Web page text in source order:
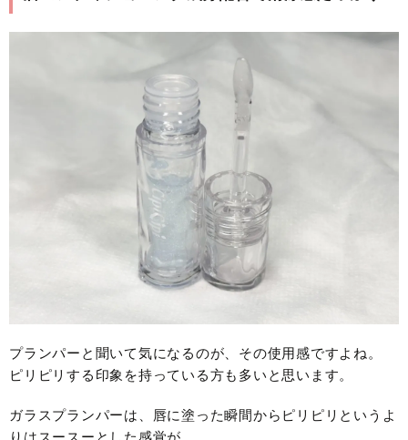
プランパーと聞いて気になるのが、その使用感ですよね。
ピリピリする印象を持っている方も多いと思います。
ガラスプランパーは、唇に塗った瞬間からピリピリというよ